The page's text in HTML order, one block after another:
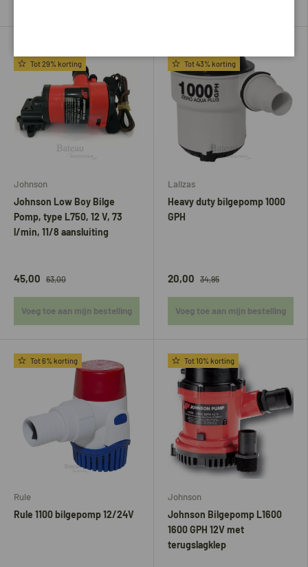
Tot 29% korting
Johnson
Johnson Low Boy Bilge
Pomp, type L750, 12 V, 73
l/min, 11/8 aansluiting
45,00 63,00
Voeg toe aan mijn bestelling
Tot 43% korting
Lalizas
Heavy duty bilgepomp 1000
GPH
20,00 34,95
Voeg toe aan mijn bestelling
Tot 6% korting
Rule
Rule 1100 bilgepomp 12/24V
Tot 10% korting
Johnson
Johnson Bilgepomp L1600
1600 GPH 12V met
terugslagklep